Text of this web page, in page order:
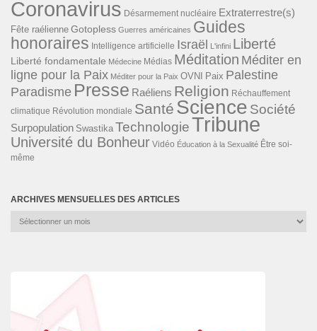
Coronavirus Désarmement nucléaire Extraterrestre(s)
Fête raélienne Gotopless Guerres américaines Guides
honoraires Intelligence artificielle Israël L'infini Liberté
Liberté fondamentale Médecine Médias Méditation Méditer en
ligne pour la Paix Méditer pour la Paix OVNI Paix Palestine
Paradisme Presse Raéliens Religion Réchauffement
climatique Révolution mondiale Santé Science Société
Surpopulation Swastika TechnologieTribune
Université du Bonheur Vidéo Éducation à la Sexualité Être soi-
même
ARCHIVES MENSUELLES DES ARTICLES
Archives